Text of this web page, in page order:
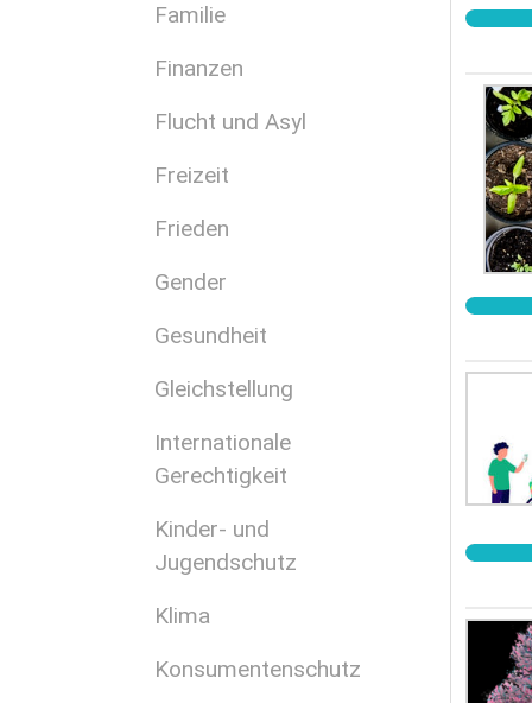
Familie
Finanzen
Flucht und Asyl
Freizeit
Frieden
Gender
Gesundheit
Gleichstellung
Internationale
Gerechtigkeit
Kinder- und
Jugendschutz
Klima
Konsumentenschutz